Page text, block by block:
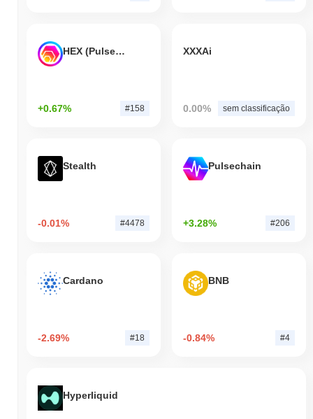
HEX (Pulsechain)
+0.67% #158
XXXAi
0.00% sem classificação
Stealth
-0.01% #4478
Pulsechain
+3.28% #206
Cardano
-2.69% #18
BNB
-0.84% #4
Hyperliquid